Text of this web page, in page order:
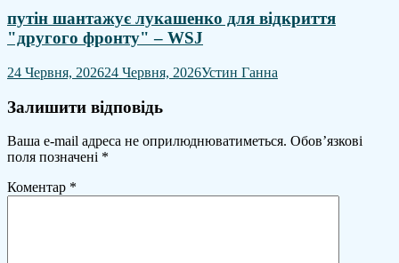
путін шантажує лукашенко для відкриття
"другого фронту" – WSJ
24 Червня, 202624 Червня, 2026Устин Ганна
Залишити відповідь
Ваша e-mail адреса не оприлюднюватиметься. Обов’язкові
поля позначені *
Коментар *